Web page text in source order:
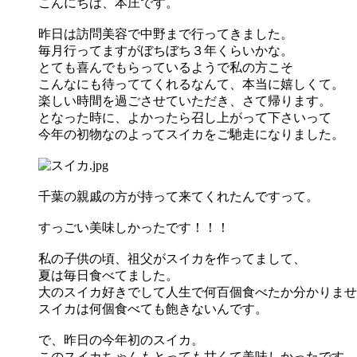
こんにちは、本庄です。
昨日は訪問美容で中野まで行ってきました。
毎月行ってますがぼちぼち３年くらいかな。
とても喜んでもらっているようで私の方こそ
こんなにも待っててくれるなんて、本当に嬉しくて。
楽しい時間を過ごさせていただき、さて帰ります。
となった時に、よかったら召し上がって下さいって
今年の初物なのよってスイカをご馳走になりました。
千葉の親戚の方が持って来てくれたんですって。
すっごい美味しかったです！！！
私の子供の頃、祖父がスイカを作ってまして、
夏は毎日食べてました。
大のスイカ好きでして人生で何百個食べたか分かりま
スイカは何個食べても飽きないんです。
で、昨日の今年初のスイカ。